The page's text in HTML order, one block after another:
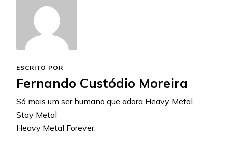
ESCRITO POR
Fernando Custódio Moreira
Só mais um ser humano que adora Heavy Metal.
Stay Metal
Heavy Metal Forever.